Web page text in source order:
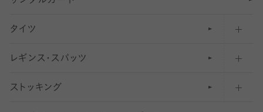
無地・プレーンソックス・靴下
柄ソックス・靴下
スニーカー（くるぶし）用ソックス
フットカバー・カバーソックス（ふつう）
フットカバー・カバーソックス（浅め）
タイツ
30デニール以下のタイツ（薄手タイツ）
31〜40デニールタイツ
レギンス・スパッツ
柄レギンス
ストッキング